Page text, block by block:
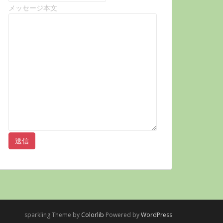
メッセージ本文
sparkling Theme by Colorlib Powered byWordPress